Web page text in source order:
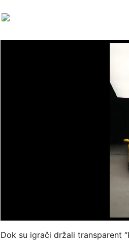
Dok su igrači držali transparent